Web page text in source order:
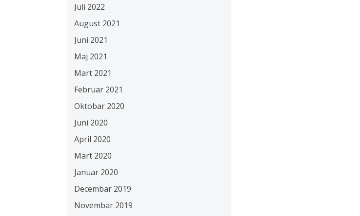
Juli 2022
August 2021
Juni 2021
Maj 2021
Mart 2021
Februar 2021
Oktobar 2020
Juni 2020
April 2020
Mart 2020
Januar 2020
Decembar 2019
Novembar 2019